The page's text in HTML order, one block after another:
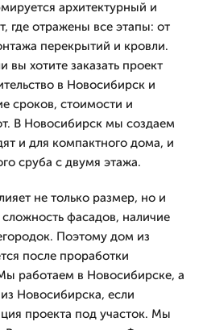
архитектурный и
где отражены все этапы: от
перекрытий и кровли.
вы хотите заказать проект
в Новосибирск и
сроков, стоимости и
В Новосибирск мы создаем
и для компактного дома, и
сруба с двумя этажа.
не только размер, но и
фасадов, наличие
Поэтому дом из
после проработки
работаем в Новосибирске, а
Новосибирска, если
проекта под участок. Мы